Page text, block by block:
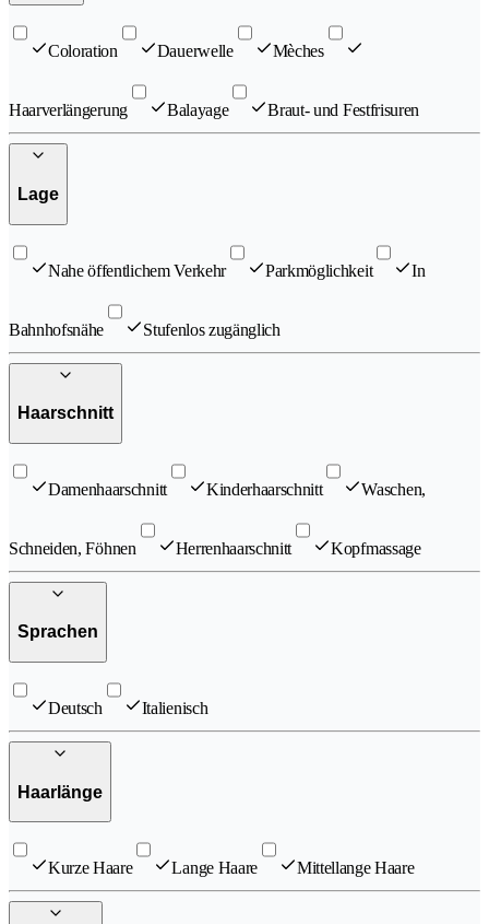
Coloration Dauerwelle Mèches
Haarverlängerung Balayage Braut- und Festfrisuren
Lage
Nahe öffentlichem Verkehr Parkmöglichkeit In
Bahnhofsnähe Stufenlos zugänglich
Haarschnitt
Damenhaarschnitt Kinderhaarschnitt Waschen,
Schneiden, Föhnen Herrenhaarschnitt Kopfmassage
Sprachen
Deutsch Italienisch
Haarlänge
Kurze Haare Lange Haare Mittellange Haare